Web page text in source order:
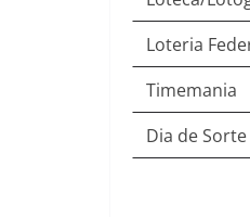
Loteria
Timemania
Dia de Sorte